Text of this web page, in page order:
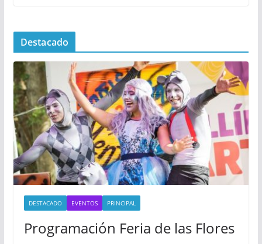
Destacado
DESTACADO EVENTOS PRINCIPAL
Programación Feria de las Flores